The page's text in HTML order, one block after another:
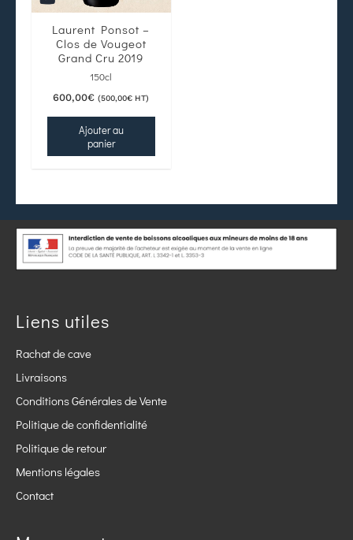
Laurent Ponsot –
Clos de Vougeot
Grand Cru 2019
150cl
600,00€ (500,00€ HT)
Ajouter au
panier
Liens utiles
Rachat de cave
Livraisons
Conditions Générales de Vente
Politique de confidentialité
Politique de retour
Mentions légales
Contact